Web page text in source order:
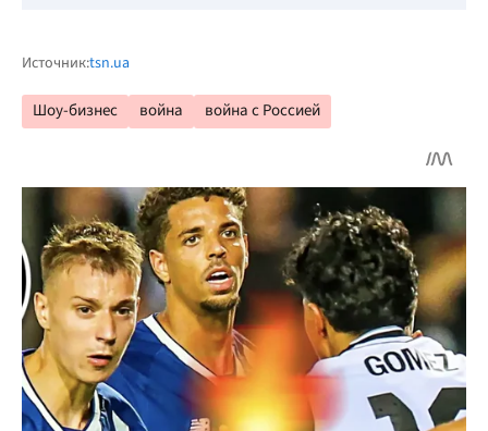
Источник:tsn.ua
Шоу-бизнес война война с Россией